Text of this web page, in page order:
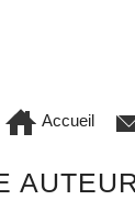
Accueil